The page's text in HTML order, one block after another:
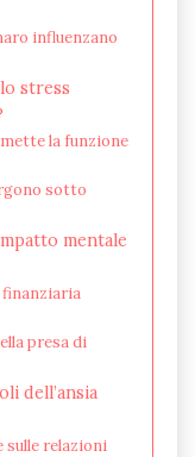
influenzano
stress
la funzione
sotto
mentale
finanziaria
presa di
dell’ansia
sulle relazioni